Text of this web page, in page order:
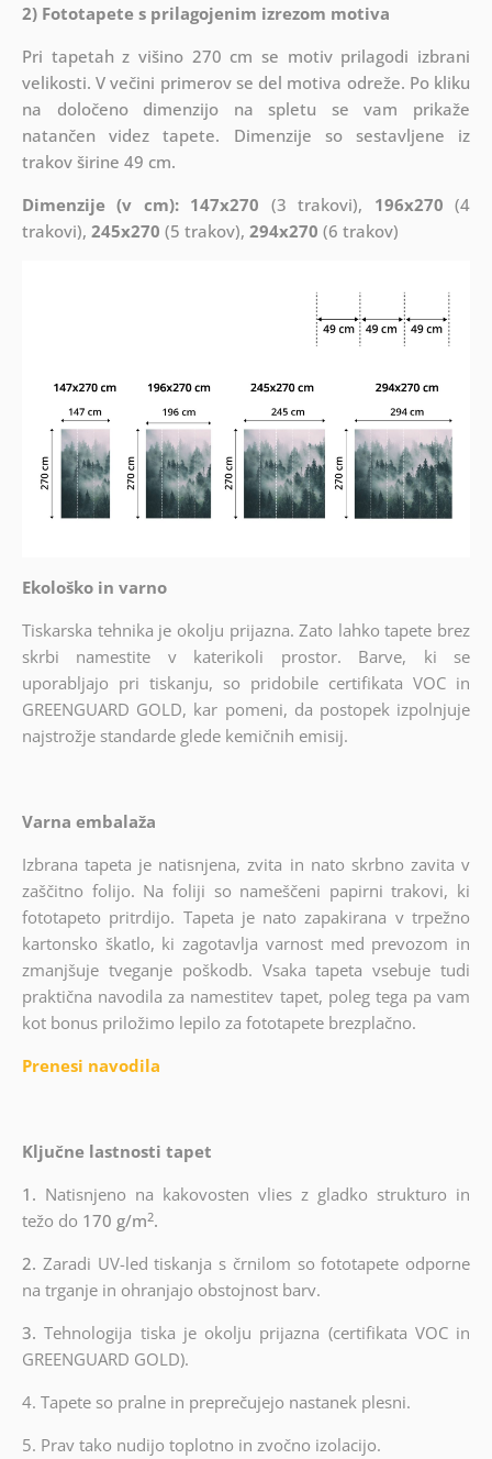
2) Fototapete s prilagojenim izrezom motiva
Pri tapetah z višino 270 cm se motiv prilagodi izbrani
velikosti. V večini primerov se del motiva odreže. Po kliku
na določeno dimenzijo na spletu se vam prikaže
natančen videz tapete. Dimenzije so sestavljene iz
trakov širine 49 cm.
Dimenzije (v cm): 147x270 (3 trakovi), 196x270 (4
trakovi), 245x270 (5 trakov), 294x270 (6 trakov)
Ekološko in varno
Tiskarska tehnika je okolju prijazna. Zato lahko tapete brez
skrbi namestite v katerikoli prostor. Barve, ki se
uporabljajo pri tiskanju, so pridobile certifikata VOC in
GREENGUARD GOLD, kar pomeni, da postopek izpolnjuje
najstrožje standarde glede kemičnih emisij.
Varna embalaža
Izbrana tapeta je natisnjena, zvita in nato skrbno zavita v
zaščitno folijo. Na foliji so nameščeni papirni trakovi, ki
fototapeto pritrdijo. Tapeta je nato zapakirana v trpežno
kartonsko škatlo, ki zagotavlja varnost med prevozom in
zmanjšuje tveganje poškodb. Vsaka tapeta vsebuje tudi
praktična navodila za namestitev tapet, poleg tega pa vam
kot bonus priložimo lepilo za fototapete brezplačno.
Prenesi navodila
Ključne lastnosti tapet
1. Natisnjeno na kakovosten vlies z gladko strukturo in
težo do 170 g/m2.
2. Zaradi UV-led tiskanja s črnilom so fototapete odporne
na trganje in ohranjajo obstojnost barv.
3.Tehnologija tiska je okolju prijazna (certifikata VOC in
GREENGUARD GOLD).
4. Tapete so pralne in preprečujejo nastanek plesni.
5. Prav tako nudijo toplotno in zvočno izolacijo.